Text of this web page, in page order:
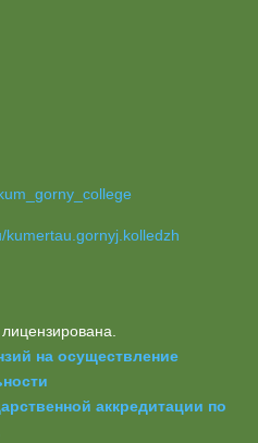
kumertau.gornyj.kolledzh
на осуществление
аккредитации по